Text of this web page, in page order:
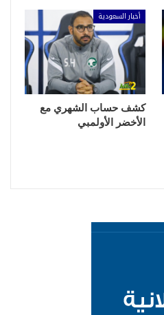
أخبار السعودية
كشف حساب الشهري مع
الأخضر الأولمبي